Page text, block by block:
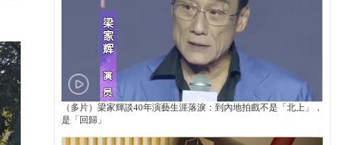
（多片）梁家輝談40年演藝生涯落淚：到內地拍戲不是「北上」，
是「回歸」